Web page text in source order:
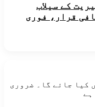
کے سیلاب
قرار، فوری
کیا جائے گا۔
ضروری
ہے